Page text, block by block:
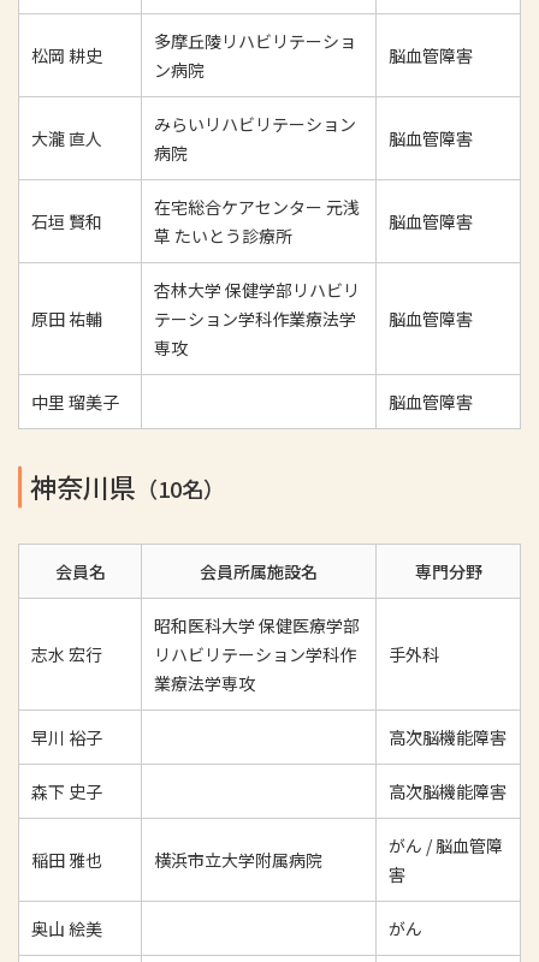
松岡 耕史
多摩丘陵リハビリテーショ
ン病院
脳血管障害
大瀧 直人
みらいリハビリテーション
病院
脳血管障害
石垣 賢和
在宅総合ケアセンター 元浅
草 たいとう診療所
脳血管障害
原田 祐輔
杏林大学 保健学部リハビリ
テーション学科作業療法学
専攻
脳血管障害
中里 瑠美子 脳血管障害
神奈川県 （10名）
会員名 会員所属施設名 専門分野
志水 宏行
昭和医科大学 保健医療学部
リハビリテーション学科作
業療法学専攻
手外科
早川 裕子 高次脳機能障害
森下 史子 高次脳機能障害
稲田 雅也 横浜市立大学附属病院
がん / 脳血管障
害
奥山 絵美 がん